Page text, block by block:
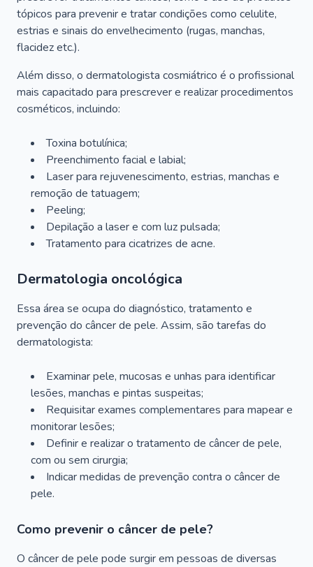
tópicos para prevenir e tratar condições como celulite,
estrias e sinais do envelhecimento (rugas, manchas,
flacidez etc.).
Além disso, o dermatologista cosmiátrico é o profissional
mais capacitado para prescrever e realizar procedimentos
cosméticos, incluindo:
Toxina botulínica;
Preenchimento facial e labial;
Laser para rejuvenescimento, estrias, manchas e
remoção de tatuagem;
Peeling;
Depilação a laser e com luz pulsada;
Tratamento para cicatrizes de acne.
Dermatologia oncológica
Essa área se ocupa do diagnóstico, tratamento e
prevenção do câncer de pele. Assim, são tarefas do
dermatologista:
Examinar pele, mucosas e unhas para identificar
lesões, manchas e pintas suspeitas;
Requisitar exames complementares para mapear e
monitorar lesões;
Definir e realizar o tratamento de câncer de pele,
com ou sem cirurgia;
Indicar medidas de prevenção contra o câncer de
pele.
Como prevenir o câncer de pele?
O câncer de pele pode surgir em pessoas de diversas